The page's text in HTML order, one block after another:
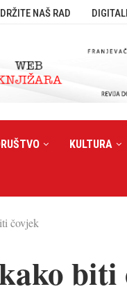
NAŠ RAD
KULTURA
čovjek
biti